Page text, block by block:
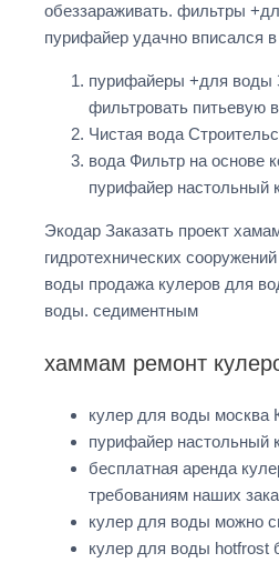
обеззараживать. фильтры
пурифайер удачно вписался
пурифайеры +для воды
фильтровать питьевую
Чистая вода
вода Фильтр на основе
пурифайер настольный
Экодар Заказать проект
гидротехнических
воды продажа кулеров для
воды. седиментным
хаммам ремонт
кулер для воды москва
пурифайер настольный
бесплатная аренда
требованиям наших
кулер для воды можно
кулер для воды hotfrost